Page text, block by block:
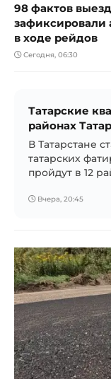
98 фактов
зафиксировали
в ходе рейдов
Сегодня, 06:30
Татарские
районах
В Татарстане
татарских
пройдут в 12
Вчера, 20:45